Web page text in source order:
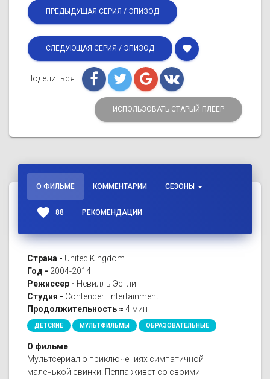
ПРЕДЫДУЩАЯ СЕРИЯ / ЭПИЗОД
СЛЕДУЮЩАЯ СЕРИЯ / ЭПИЗОД favorite
Поделиться
ИСПОЛЬЗОВАТЬ СТАРЫЙ ПЛЕЕР
О ФИЛЬМЕ КОММЕНТАРИИ СЕЗОНЫ
favorite 88 РЕКОМЕНДАЦИИ
Страна - United Kingdom
Год - 2004-2014
Режиссер - Невилль Эстли
Студия - Contender Entertainment
Продолжительность ≈ 4 мин
ДЕТСКИЕ МУЛЬТФИЛЬМЫ ОБРАЗОВАТЕЛЬНЫЕ
О фильме
Мультсериал о приключениях симпатичной
маленькой свинки. Пеппа живет со своими